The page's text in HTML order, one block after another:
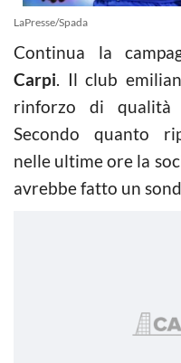
LaPresse/Spada
Continua la
Carpi. Il club
rinforzo di qualità
Secondo quanto
nelle ultime ore la
avrebbe fatto un